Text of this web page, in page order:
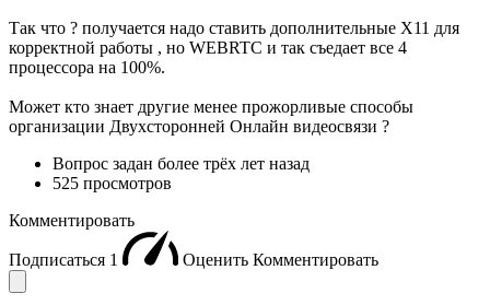
Так что ? получается надо ставить дополнительные X11 для
корректной работы , но WEBRTC и так съедает все 4
процессора на 100%.
Может кто знает другие менее прожорливые способы
организации Двухсторонней Онлайн видеосвязи ?
Вопрос задан более трёх лет назад
525 просмотров
Комментировать
Подписаться 1 Оценить Комментировать